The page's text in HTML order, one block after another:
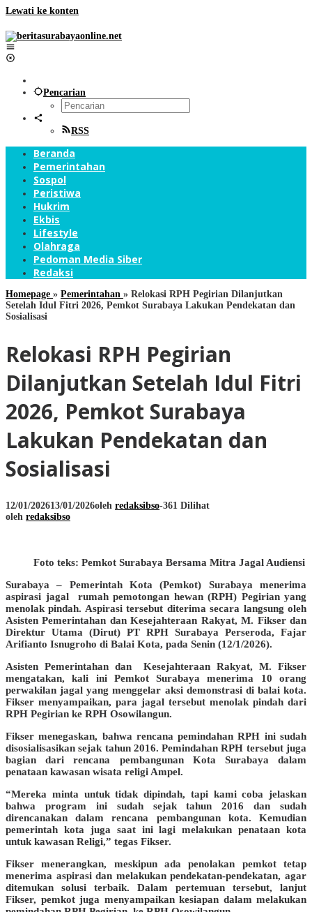
Lewati ke konten
Pencarian
RSS
Beranda
Pemerintahan
Sospol
Peristiwa
Hukrim
Ekbis
Lifestyle
Olahraga
Pedoman Media Siber
Redaksi
Homepage » Pemerintahan » Relokasi RPH Pegirian Dilanjutkan
Setelah Idul Fitri 2026, Pemkot Surabaya Lakukan Pendekatan dan
Sosialisasi
Relokasi RPH Pegirian
Dilanjutkan Setelah Idul Fitri
2026, Pemkot Surabaya
Lakukan Pendekatan dan
Sosialisasi
12/01/202613/01/2026oleh redaksibso-361 Dilihat
oleh redaksibso
Foto teks: Pemkot Surabaya Bersama Mitra Jagal Audiensi
Surabaya – Pemerintah Kota (Pemkot) Surabaya menerima
aspirasi jagal rumah pemotongan hewan (RPH) Pegirian yang
menolak pindah. Aspirasi tersebut diterima secara langsung oleh
Asisten Pemerintahan dan Kesejahteraan Rakyat, M. Fikser dan
Direktur Utama (Dirut) PT RPH Surabaya Perseroda, Fajar
Arifianto Isnugroho di Balai Kota, pada Senin (12/1/2026).
Asisten Pemerintahan dan Kesejahteraan Rakyat, M. Fikser
mengatakan, kali ini Pemkot Surabaya menerima 10 orang
perwakilan jagal yang menggelar aksi demonstrasi di balai kota.
Fikser menyampaikan, para jagal tersebut menolak pindah dari
RPH Pegirian ke RPH Osowilangun.
Fikser menegaskan, bahwa rencana pemindahan RPH ini sudah
disosialisasikan sejak tahun 2016. Pemindahan RPH tersebut juga
bagian dari rencana pembangunan Kota Surabaya dalam
penataan kawasan wisata religi Ampel.
“Mereka minta untuk tidak dipindah, tapi kami coba jelaskan
bahwa program ini sudah sejak tahun 2016 dan sudah
direncanakan dalam rencana pembangunan kota. Kemudian
pemerintah kota juga saat ini lagi melakukan penataan kota
untuk kawasan Religi,” tegas Fikser.
Fikser menerangkan, meskipun ada penolakan pemkot tetap
menerima aspirasi dan melakukan pendekatan-pendekatan, agar
ditemukan solusi terbaik. Dalam pertemuan tersebut, lanjut
Fikser, pemkot juga menyampaikan kesiapan dalam melakukan